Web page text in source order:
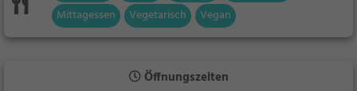
Mittagessen
Vegetarisch Vegan
Öffnungszeiten